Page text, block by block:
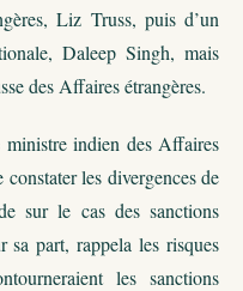
Liz Truss, puis d’un
Daleep Singh, mais
des Affaires étrangères.
ministre indien des Affaires
les divergences de
sur le cas des sanctions
part, rappela les risques
les sanctions